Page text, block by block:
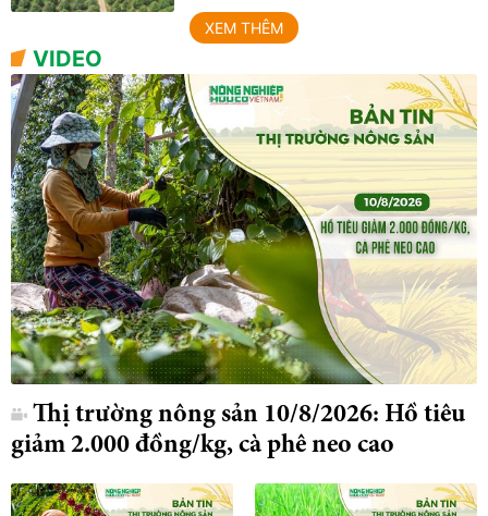
XEM THÊM
VIDEO
Thị trường nông sản 10/8/2026: Hồ tiêu
giảm 2.000 đồng/kg, cà phê neo cao